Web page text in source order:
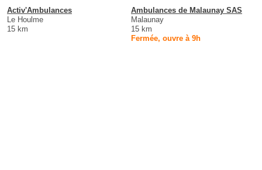
Activ'Ambulances
Le Houlme
15 km
Ambulances de Malaunay SAS
Malaunay
15 km
Fermée, ouvre à 9h